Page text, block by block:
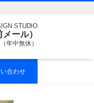
STUDIO
ール）
年中無休）
合わせ